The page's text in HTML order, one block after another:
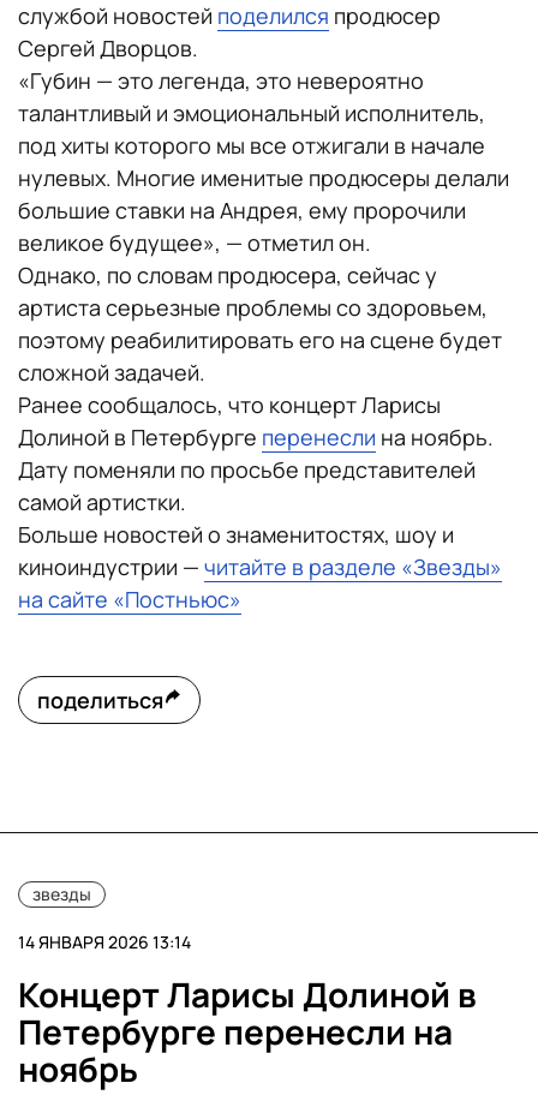
службой новостей поделился продюсер
Сергей Дворцов.
«Губин — это легенда, это невероятно
талантливый и эмоциональный исполнитель,
под хиты которого мы все отжигали в начале
нулевых. Многие именитые продюсеры делали
большие ставки на Андрея, ему пророчили
великое будущее», — отметил он.
Однако, по словам продюсера, сейчас у
артиста серьезные проблемы со здоровьем,
поэтому реабилитировать его на сцене будет
сложной задачей.
Ранее сообщалось, что концерт Ларисы
Долиной в Петербурге перенесли на ноябрь.
Дату поменяли по просьбе представителей
самой артистки.
Больше новостей о знаменитостях, шоу и
киноиндустрии — читайте в разделе «Звезды»
на сайте «Постньюс»
поделиться
звезды
14 ЯНВАРЯ 2026 13:14
Концерт Ларисы Долиной в
Петербурге перенесли на
ноябрь